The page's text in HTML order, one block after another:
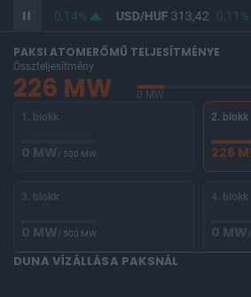
362,23 0,14% USD/HUF313,42 0,11%
PAKSI ATOMERŐMŰ TELJESÍTMÉNYE
Összteljesítmény
226 MW 0 MW
1. blokk
0 MW/ 500 MW
2. blokk
226
3. blokk
0 MW/ 500 MW
4. blokk
0 MW
DUNA VÍZÁLLÁSA PAKSNÁL